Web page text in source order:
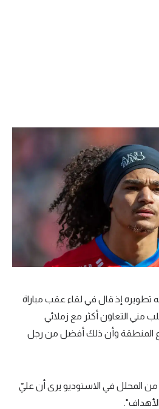
تطويره إذ قال في لقاء عقب مباراة
مني التعاون أكثر مع زملائي
المنطقة وأن ذلك أفضل من رجل
المحلل في الاستوديو يرى أن عليّ